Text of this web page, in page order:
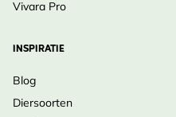
Vivara Pro
INSPIRATIE
Blog
Diersoorten